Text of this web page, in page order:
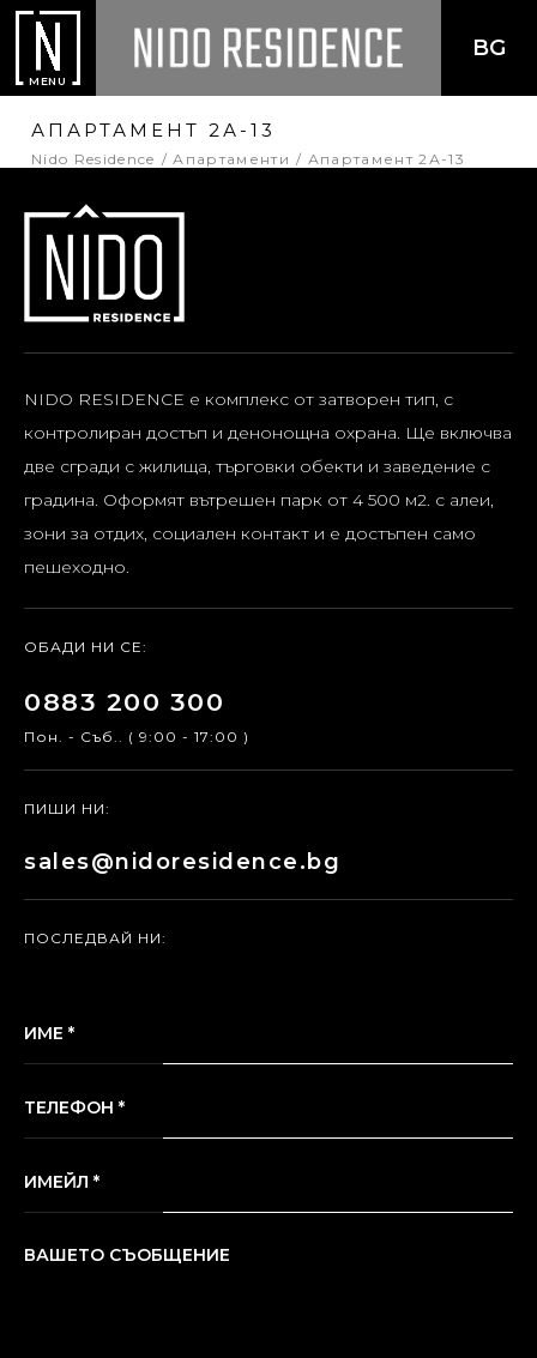
MENU
BG
АПАРТАМЕНТ 2А-13
Nido Residence Апартаменти Апартамент 2А-13
NIDO RESIDENCE е комплекс от затворен тип, с
контролиран достъп и денонощна охрана. Ще включва
две сгради с жилища, търговки обекти и заведение с
градина. Оформят вътрешен парк от 4 500 м2. с алеи,
зони за отдих, социален контакт и е достъпен само
пешеходно.
ОБАДИ НИ СЕ:
0883 200 300
Пон. - Съб.. ( 9:00 - 17:00 )
ПИШИ НИ:
sales@nidoresidence.bg
ПОСЛЕДВАЙ НИ:
ИМЕ *
ТЕЛЕФОН *
ИМЕЙЛ *
ВАШЕТО СЪОБЩЕНИЕ